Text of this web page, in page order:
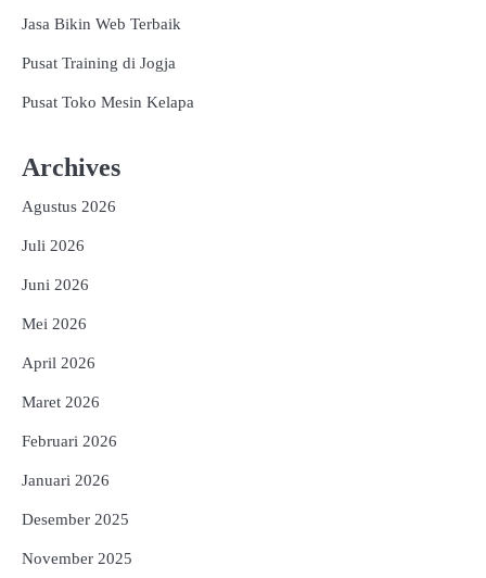
Jasa Bikin Web Terbaik
Pusat Training di Jogja
Pusat Toko Mesin Kelapa
Archives
Agustus 2026
Juli 2026
Juni 2026
Mei 2026
April 2026
Maret 2026
Februari 2026
Januari 2026
Desember 2025
November 2025